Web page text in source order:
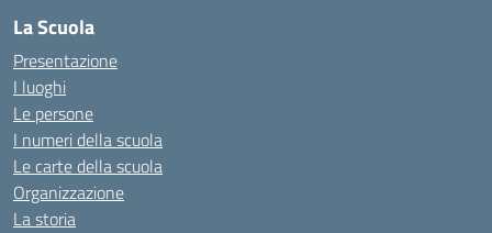
La Scuola
Presentazione
I luoghi
Le persone
I numeri della scuola
Le carte della scuola
Organizzazione
La storia